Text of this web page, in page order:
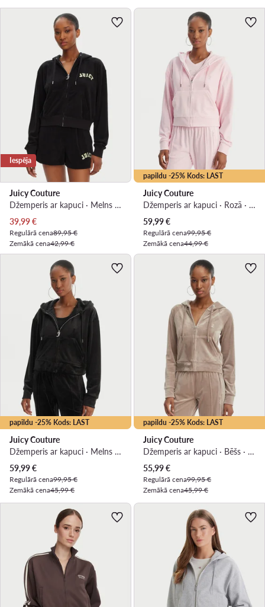
Iespēja
Juicy Couture
Džemperis ar kapuci · Melns · Oversize
Pašreizējā cena
39,99€
Regulārā cena89,95 €
Zemākā cena42,99 €
papildu -25% Kods: LAST
Juicy Couture
Džemperis ar kapuci · Rozā · Oversize
Pašreizējā cena
59,99€
Regulārā cena99,95 €
Zemākā cena44,99 €
papildu -25% Kods: LAST
Juicy Couture
Džemperis ar kapuci · Melns · Oversize
Pašreizējā cena
59,99€
Regulārā cena99,95 €
Zemākā cena45,99 €
papildu -25% Kods: LAST
Juicy Couture
Džemperis ar kapuci · Bēšs · Slim Fit
Pašreizējā cena
55,99€
Regulārā cena99,95 €
Zemākā cena45,99 €